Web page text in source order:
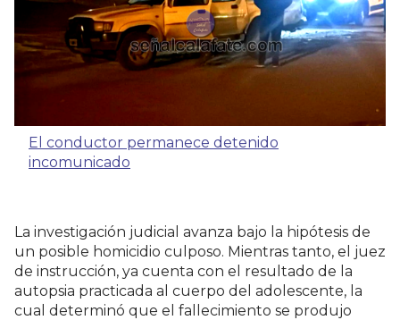
El conductor permanece detenido
incomunicado
La investigación judicial avanza bajo la hipótesis de
un posible homicidio culposo. Mientras tanto, el juez
de instrucción, ya cuenta con el resultado de la
autopsia practicada al cuerpo del adolescente, la
cual determinó que el fallecimiento se produjo